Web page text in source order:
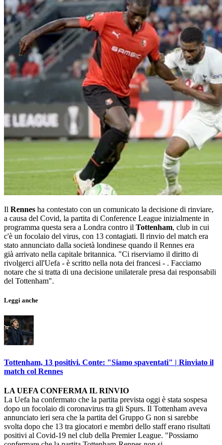
Il Rennes ha contestato con un comunicato la decisione di rinviare,
a causa del Covid, la partita di Conference League inizialmente in
programma questa sera a Londra contro il Tottenham, club in cui
c'è un focolaio del virus, con 13 contagiati. Il rinvio del match era
stato annunciato dalla società londinese quando il Rennes era
già arrivato nella capitale britannica. "Ci riserviamo il diritto di
rivolgerci all'Uefa - è scritto nella nota dei francesi - . Facciamo
notare che si tratta di una decisione unilaterale presa dai responsabili
del Tottenham".
Leggi anche
Tottenham, 13 positivi. Conte: "Siamo spaventati" | Rinviato il
match col Rennes
LA UEFA CONFERMA IL RINVIO
La Uefa ha confermato che la partita prevista oggi è stata sospesa
dopo un focolaio di coronavirus tra gli Spurs. Il Tottenham aveva
annunciato ieri sera che la partita del Gruppo G non si sarebbe
svolta dopo che 13 tra giocatori e membri dello staff erano risultati
positivi al Covid-19 nel club della Premier League. "Possiamo